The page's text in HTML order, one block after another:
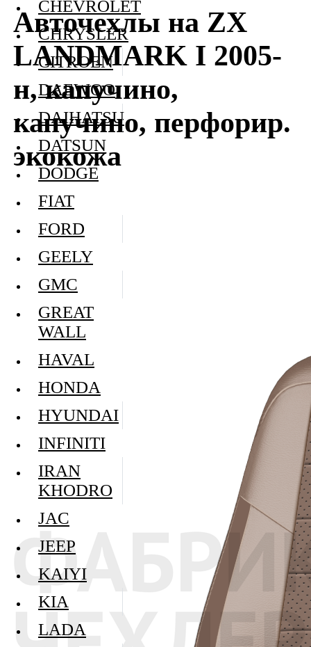
Авточехлы на ZX
LANDMARK I 2005-
н, капучино,
капучино, перфорир.
экокожа
CHEVROLET
CHRYSLER
CITROEN
DAEWOO
DAIHATSU
DATSUN
DODGE
FIAT
FORD
GEELY
GMC
GREAT
WALL
HAVAL
HONDA
HYUNDAI
INFINITI
IRAN
KHODRO
JAC
JEEP
KAIYI
KIA
LADA